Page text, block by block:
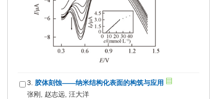
3. 胶体刻蚀——纳米结构化表面的构筑与应用
张刚, 赵志远, 汪大洋